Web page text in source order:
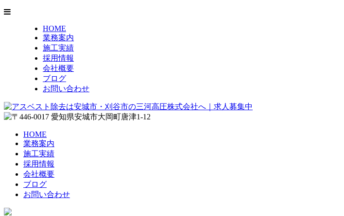
HOME
業務案内
施工実績
採用情報
会社概要
ブログ
お問い合わせ
HOME
業務案内
施工実績
採用情報
会社概要
ブログ
お問い合わせ